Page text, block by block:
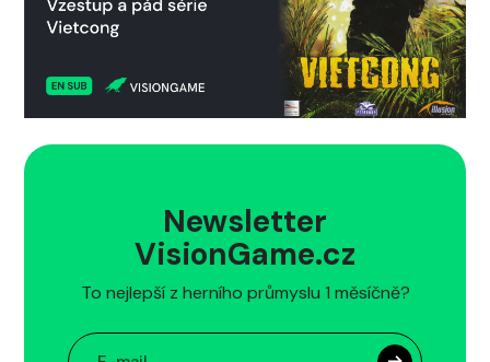
Newsletter
VisionGame.cz
To nejlepší z herního průmyslu 1 měsíčně?